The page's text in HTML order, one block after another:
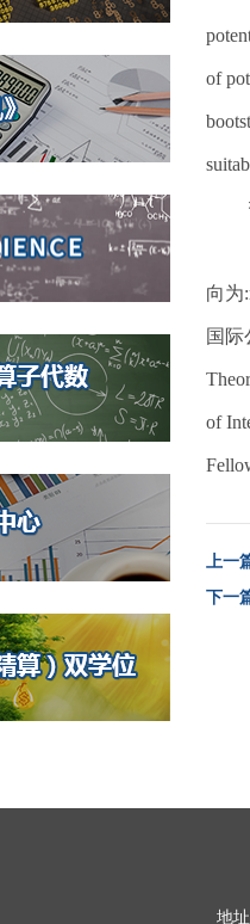
of
向为
国际
of
上一
下一
地